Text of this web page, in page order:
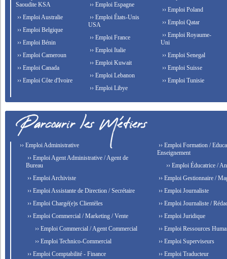
Saoudite KSA
›› Emploi Australie
›› Emploi Belgique
›› Emploi Bénin
›› Emploi Cameroun
›› Emploi Canada
›› Emploi Côte d'Ivoire
›› Emploi Espagne
›› Emploi États-Unis
USA
›› Emploi France
›› Emploi Italie
›› Emploi Kuwait
›› Emploi Lebanon
›› Emploi Libye
›› Emploi Poland
›› Emploi Qatar
›› Emploi Royaume-
Uni
›› Emploi Senegal
›› Emploi Suisse
›› Emploi Tunisie
›› Emploi Administrative
›› Emploi Agent Administrative / Agent de
Bureau
›› Emploi Archiviste
›› Emploi Assistante de Direction / Secrétaire
›› Emploi Chargé(e)s Clientèles
›› Emploi Commercial / Marketing / Vente
›› Emploi Commercial / Agent Commercial
›› Emploi Technico-Commercial
›› Emploi Comptabilité - Finance
›› Emploi Formation /
Enseignement
›› Emploi Éducatrice /
›› Emploi Gestionnaire /
›› Emploi Journaliste
›› Emploi Journaliste /
›› Emploi Juridique
›› Emploi Ressources
›› Emploi Superviseurs
›› Emploi Traducteur